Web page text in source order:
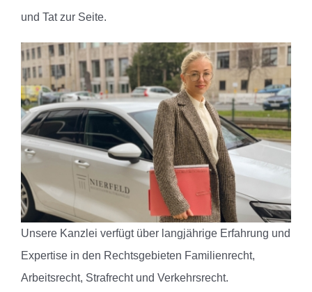
und Tat zur Seite.
Unsere Kanzlei verfügt über langjährige Erfahrung und
Expertise in den Rechtsgebieten Familienrecht,
Arbeitsrecht, Strafrecht und Verkehrsrecht.